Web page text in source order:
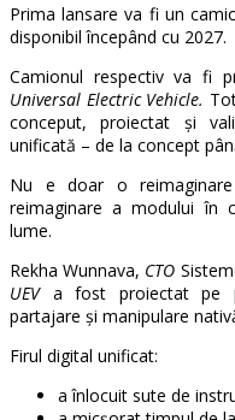
Prima lansare va fi un
disponibil începând cu 2027.
Camionul respectiv va fi
Universal Electric Vehicle.
conceput, proiectat și
unificată – de la concept
Nu e doar o
reimaginare a modului în
lume.
Rekha Wunnava, CTO
UEVa fost proiectat pe
partajare și manipulare
Firul digital unificat:
a înlocuit sute de